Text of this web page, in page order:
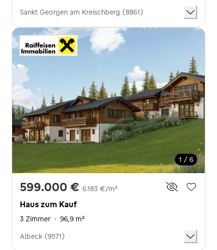
Sankt Georgen am Kreischberg (8861)
1 / 6
599.000 € 6.183 €/m²
Haus zum Kauf
3 Zimmer · 96,9 m²
Albeck (9571)